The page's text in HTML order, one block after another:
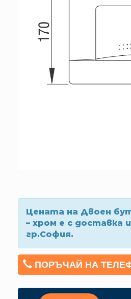
Цената на Двоен
– хром е с доставка
гр.София.
ПОРЪЧАЙ НА